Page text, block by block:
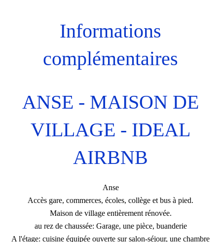
Informations
complémentaires
ANSE - MAISON DE
VILLAGE - IDEAL
AIRBNB
Anse
Accès gare, commerces, écoles, collège et bus à pied.
Maison de village entièrement rénovée.
au rez de chaussée: Garage, une pièce, buanderie
A l'étage: cuisine équipée ouverte sur salon-séjour, une chambre